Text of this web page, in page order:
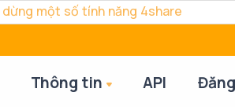
một số tính năng 4share
Thông tin API